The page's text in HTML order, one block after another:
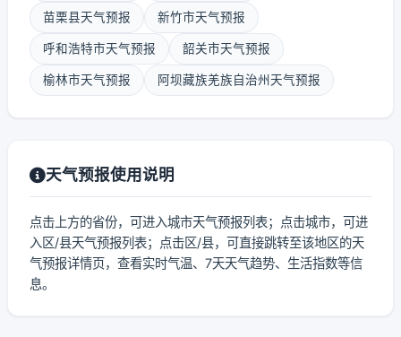
苗栗县天气预报 新竹市天气预报
呼和浩特市天气预报 韶关市天气预报
榆林市天气预报 阿坝藏族羌族自治州天气预报
天气预报使用说明
点击上方的省份，可进入城市天气预报列表；点击城市，可进
入区/县天气预报列表；点击区/县，可直接跳转至该地区的天
气预报详情页，查看实时气温、7天天气趋势、生活指数等信
息。